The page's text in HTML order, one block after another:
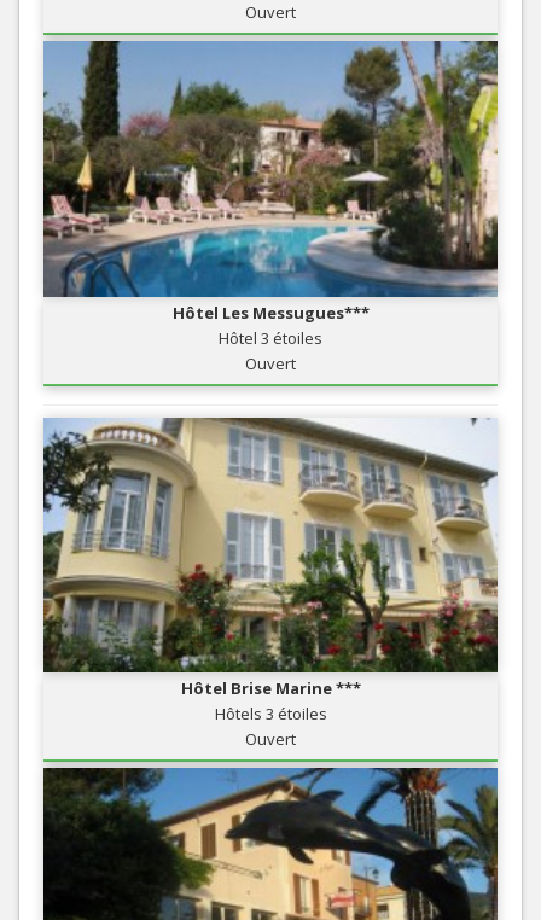
Ouvert
Hôtel Les Messugues***
Hôtel 3 étoiles
Ouvert
Hôtel Brise Marine ***
Hôtels 3 étoiles
Ouvert